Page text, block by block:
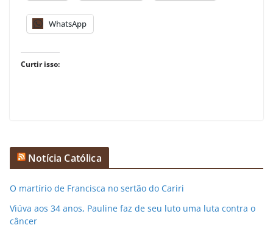
WhatsApp
Curtir isso:
Notícia Católica
O martírio de Francisca no sertão do Cariri
Viúva aos 34 anos, Pauline faz de seu luto uma luta contra o
câncer